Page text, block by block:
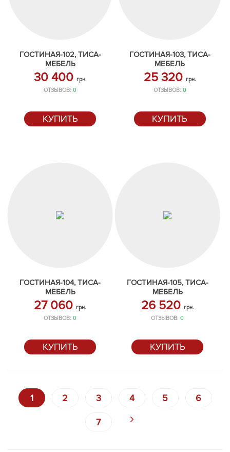
ГОСТИНАЯ-102, ТИСА-
МЕБЕЛЬ
30 400 грн.
ОТЗЫВОВ:0
КУПИТЬ
ГОСТИНАЯ-103, ТИСА-
МЕБЕЛЬ
25 320 грн.
ОТЗЫВОВ: 0
КУПИТЬ
ГОСТИНАЯ-104, ТИСА-
МЕБЕЛЬ
27 060грн.
ОТЗЫВОВ:0
КУПИТЬ
ГОСТИНАЯ-105, ТИСА-
МЕБЕЛЬ
26 520 грн.
ОТЗЫВОВ:0
КУПИТЬ
1 2 3 4 5 6
7